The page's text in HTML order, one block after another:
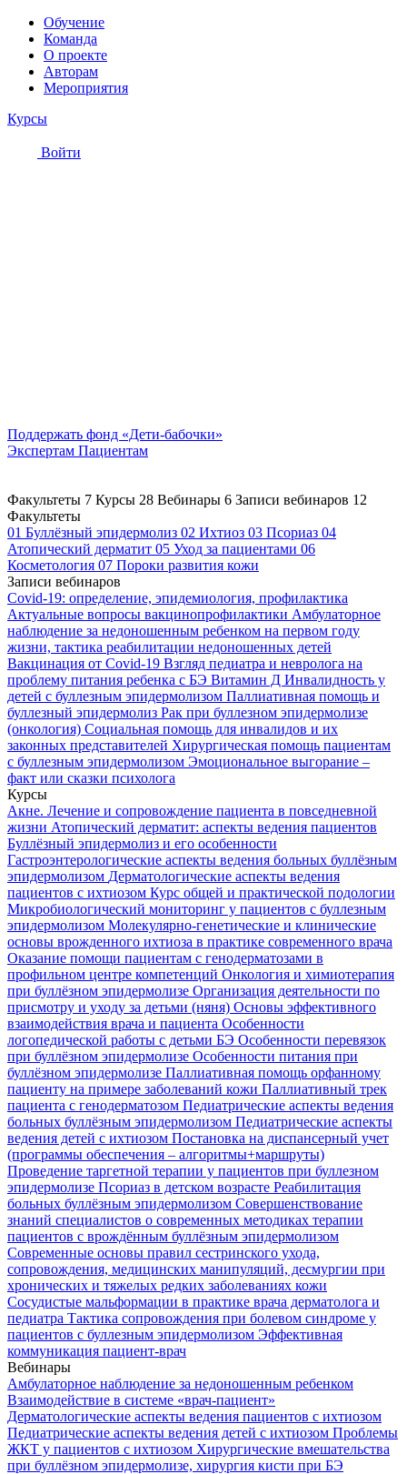
Обучение
Команда
О проекте
Авторам
Мероприятия
Курсы
Войти
Поддержать фонд «Дети-бабочки»
Экспертам Пациентам
Факультеты 7 Курсы 28 Вебинары 6 Записи вебинаров 12
Факультеты
01 Буллёзный эпидермолиз 02 Ихтиоз 03 Псориаз 04
Атопический дерматит 05 Уход за пациентами 06
Косметология 07 Пороки развития кожи
Записи вебинаров
Covid-19: определение, эпидемиология, профилактика
Актуальные вопросы вакцинопрофилактики Амбулаторное
наблюдение за недоношенным ребенком на первом году
жизни, тактика реабилитации недоношенных детей
Вакцинация от Covid-19 Взгляд педиатра и невролога на
проблему питания ребенка с БЭ Витамин Д Инвалидность у
детей с буллезным эпидермолизом Паллиативная помощь и
буллезный эпидермолиз Рак при буллезном эпидермолизе
(онкология) Социальная помощь для инвалидов и их
законных представителей Хирургическая помощь пациентам
с буллезным эпидермолизом Эмоциональное выгорание –
факт или сказки психолога
Курсы
Акне. Лечение и сопровождение пациента в повседневной
жизни Атопический дерматит: аспекты ведения пациентов
Буллёзный эпидермолиз и его особенности
Гастроэнтерологические аспекты ведения больных буллёзным
эпидермолизом Дерматологические аспекты ведения
пациентов с ихтиозом Курс общей и практической подологии
Микробиологический мониторинг у пациентов с буллезным
эпидермолизом Молекулярно-генетические и клинические
основы врожденного ихтиоза в практике современного врача
Оказание помощи пациентам с генодерматозами в
профильном центре компетенций Онкология и химиотерапия
при буллёзном эпидермолизе Организация деятельности по
присмотру и уходу за детьми (няня) Основы эффективного
взаимодействия врача и пациента Особенности
логопедической работы с детьми БЭ Особенности перевязок
при буллёзном эпидермолизе Особенности питания при
буллёзном эпидермолизе Паллиативная помощь орфанному
пациенту на примере заболеваний кожи Паллиативный трек
пациента с генодерматозом Педиатрические аспекты ведения
больных буллёзным эпидермолизом Педиатрические аспекты
ведения детей с ихтиозом Постановка на диспансерный учет
(программы обеспечения – алгоритмы+маршруты)
Проведение таргетной терапии у пациентов при буллезном
эпидермолизе Псориаз в детском возрасте Реабилитация
больных буллёзным эпидермолизом Совершенствование
знаний специалистов о современных методиках терапии
пациентов с врождённым буллёзным эпидермолизом
Современные основы правил сестринского ухода,
сопровождения, медицинских манипуляций, десмургии при
хронических и тяжелых редких заболеваниях кожи
Сосудистые мальформации в практике врача дерматолога и
педиатра Тактика сопровождения при болевом синдроме у
пациентов с буллезным эпидермолизом Эффективная
коммуникация пациент-врач
Вебинары
Амбулаторное наблюдение за недоношенным ребенком
Взаимодействие в системе «врач-пациент»
Дерматологические аспекты ведения пациентов с ихтиозом
Педиатрические аспекты ведения детей с ихтиозом Проблемы
ЖКТ у пациентов с ихтиозом Хирургические вмешательства
при буллёзном эпидермолизе, хирургия кисти при БЭ